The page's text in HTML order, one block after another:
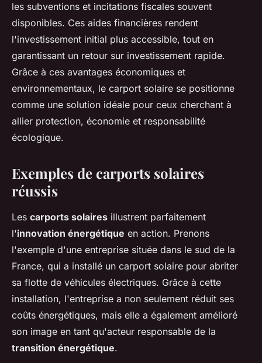
les subventions et incitations fiscales souvent
disponibles. Ces aides financières rendent
l'investissement initial plus accessible, tout en
garantissant un retour sur investissement rapide.
Grâce à ces avantages économiques et
environnementaux, le carport solaire se positionne
comme une solution idéale pour ceux cherchant à
allier protection, économie et responsabilité
écologique.
Exemples de carports solaires
réussis
Les carports solaires illustrent parfaitement
l'innovation énergétique en action. Prenons
l'exemple d'une entreprise située dans le sud de la
France, qui a installé un carport solaire pour abriter
sa flotte de véhicules électriques. Grâce à cette
installation, l'entreprise a non seulement réduit ses
coûts énergétiques, mais elle a également amélioré
son image en tant qu'acteur responsable de la
transition énergétique.